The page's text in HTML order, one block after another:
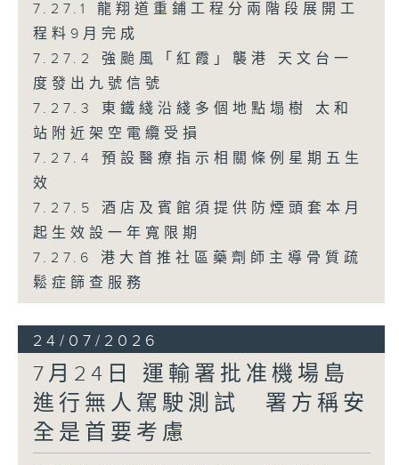
7.27.1 龍翔道重鋪工程分兩階段展開工
程料9月完成
7.27.2 強颱風「紅霞」襲港 天文台一
度發出九號信號
7.27.3 東鐵綫沿綫多個地點塌樹 太和
站附近架空電纜受損
7.27.4 預設醫療指示相關條例星期五生
效
7.27.5 酒店及賓館須提供防煙頭套本月
起生效設一年寬限期
7.27.6 港大首推社區藥劑師主導骨質疏
鬆症篩查服務
24/07/2026
7月24日 運輸署批准機場島
進行無人駕駛測試 署方稱安
全是首要考慮